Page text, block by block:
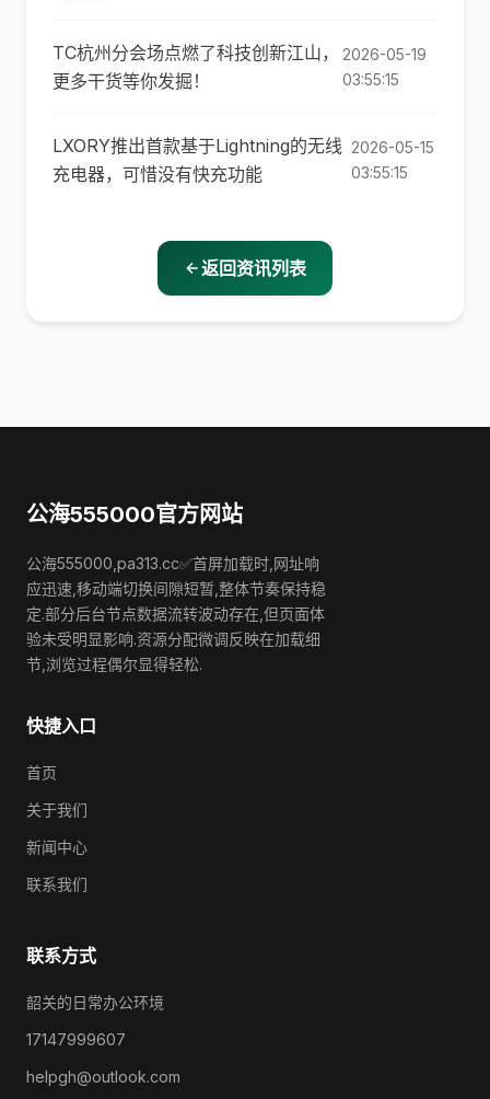
TC杭州分会场点燃了科技创新江山，
更多干货等你发掘！
2026-05-19
03:55:15
LXORY推出首款基于Lightning的无线
充电器，可惜没有快充功能
2026-05-15
03:55:15
返回资讯列表
公海555000官方网站
公海555000,pa313.cc✅首屏加载时,网址响
应迅速,移动端切换间隙短暂,整体节奏保持稳
定.部分后台节点数据流转波动存在,但页面体
验未受明显影响.资源分配微调反映在加载细
节,浏览过程偶尔显得轻松.
快捷入口
首页
关于我们
新闻中心
联系我们
联系方式
韶关的日常办公环境
17147999607
helpgh@outlook.com